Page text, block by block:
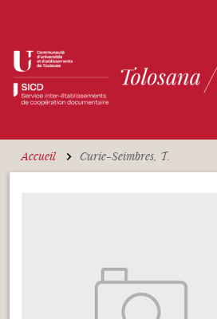
Accueil Curie-Seimbres, T.